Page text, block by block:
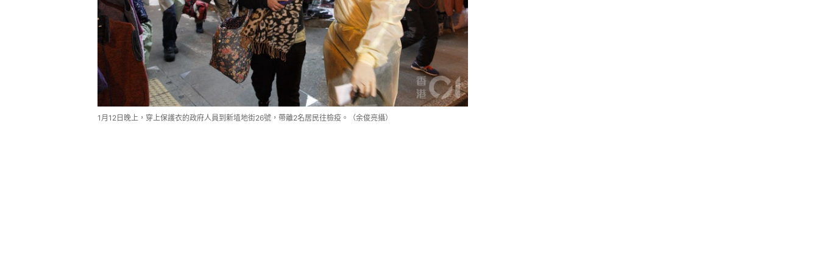
1月12日晚上，穿上保護衣的政府人員到新埴地街26號，帶離2名居民往檢疫。（余俊亮攝）